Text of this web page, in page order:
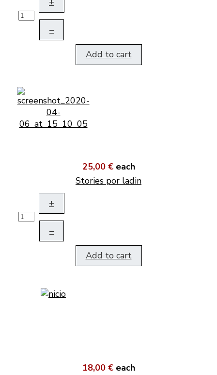
–
Add to cart
25,00 € each
Stories por ladin
+
–
Add to cart
18,00 € each